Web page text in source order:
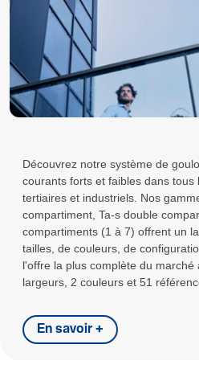
Découvrez notre système de
courants forts et faibles dans tous
tertiaires et industriels. Nos
compartiment, Ta-s double
compartiments (1 à 7) offrent un
tailles, de couleurs, de
l'offre la plus complète du marché
largeurs, 2 couleurs et 51
En savoir +